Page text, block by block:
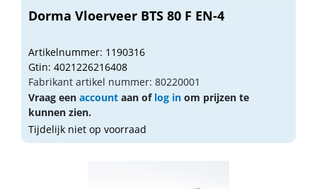
Dorma Vloerveer BTS 80 F EN-4
Artikelnummer: 1190316
Gtin: 4021226216408
Fabrikant artikel nummer: 80220001
Vraag een account aan of log in om prijzen te
kunnen zien.
Tijdelijk niet op voorraad